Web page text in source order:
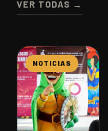
VER TODAS →
NOTICIAS